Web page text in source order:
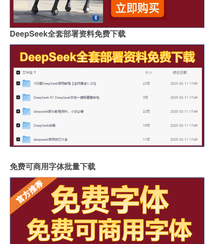
DeepSeek全套部署资料免费下载
免费可商用字体批量下载